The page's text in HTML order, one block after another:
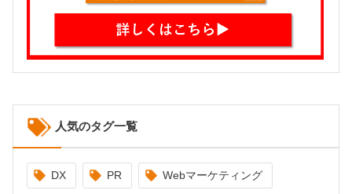
人気のタグ一覧
DX PR Webマーケティング